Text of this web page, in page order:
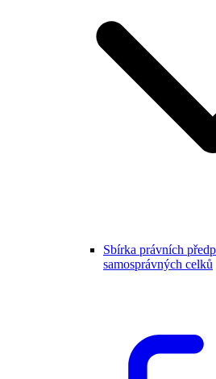
Sbírka právních
samosprávných celků